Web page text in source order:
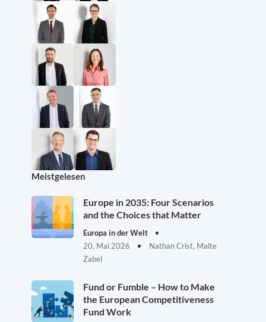
Meistgelesen
Europe in 2035: Four Scenarios
and the Choices that Matter
Europa in der Welt
20. Mai 2026
Nathan Crist, Malte
Zabel
Fund or Fumble – How to Make
the European Competitiveness
Fund Work